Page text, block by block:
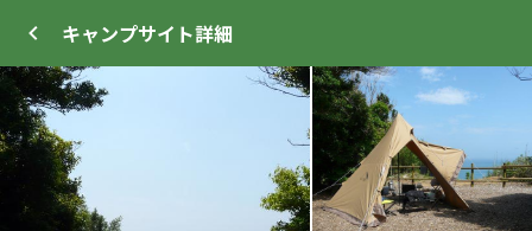
キャンプサイト詳細